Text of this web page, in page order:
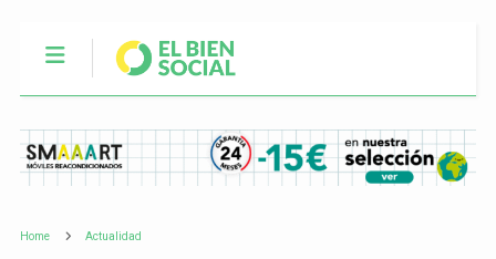
Home Actualidad